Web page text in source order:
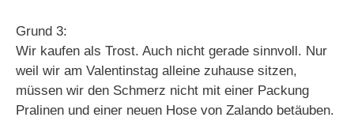
Grund 3:
Wir kaufen als Trost. Auch nicht gerade sinnvoll. Nur
weil wir am Valentinstag alleine zuhause sitzen,
müssen wir den Schmerz nicht mit einer Packung
Pralinen und einer neuen Hose von Zalando betäuben.